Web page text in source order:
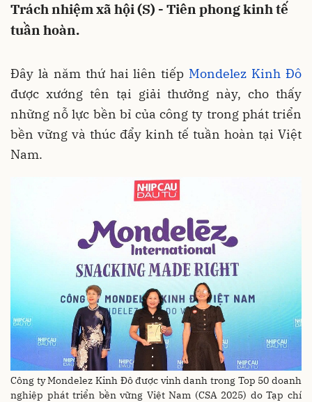
Trách nhiệm xã hội (S) - Tiên phong kinh tế
tuần hoàn.
Đây là năm thứ hai liên tiếp Mondelez Kinh Đô
được xướng tên tại giải thưởng này, cho thấy
những nỗ lực bền bỉ của công ty trong phát triển
bền vững và thúc đẩy kinh tế tuần hoàn tại Việt
Nam.
Công ty Mondelez Kinh Đô được vinh danh trong Top 50 doanh
nghiệp phát triển bền vững Việt Nam (CSA 2025) do Tạp chí